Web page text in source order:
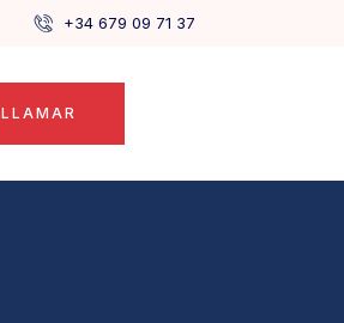
+34 679 09 71 37
LLAMAR